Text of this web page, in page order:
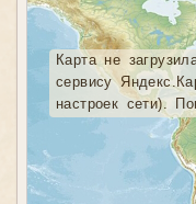
Карта не
сервису
настроек сети).